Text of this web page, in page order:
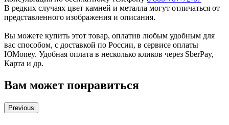
В редких случаях цвет камней и металла могут отличаться от
представленного изображения и описания.
Вы можете купить этот товар, оплатив любым удобным для
вас способом, с доставкой по России, в сервисе оплаты
ЮMoney. Удобная оплата в несколько кликов через SberPay,
Карта и др.
Вам может понравиться
Previous